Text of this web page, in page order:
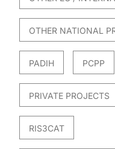
OTHER NATIONAL
PADIH PCPP
PRIVATE PROJECTS
RIS3CAT